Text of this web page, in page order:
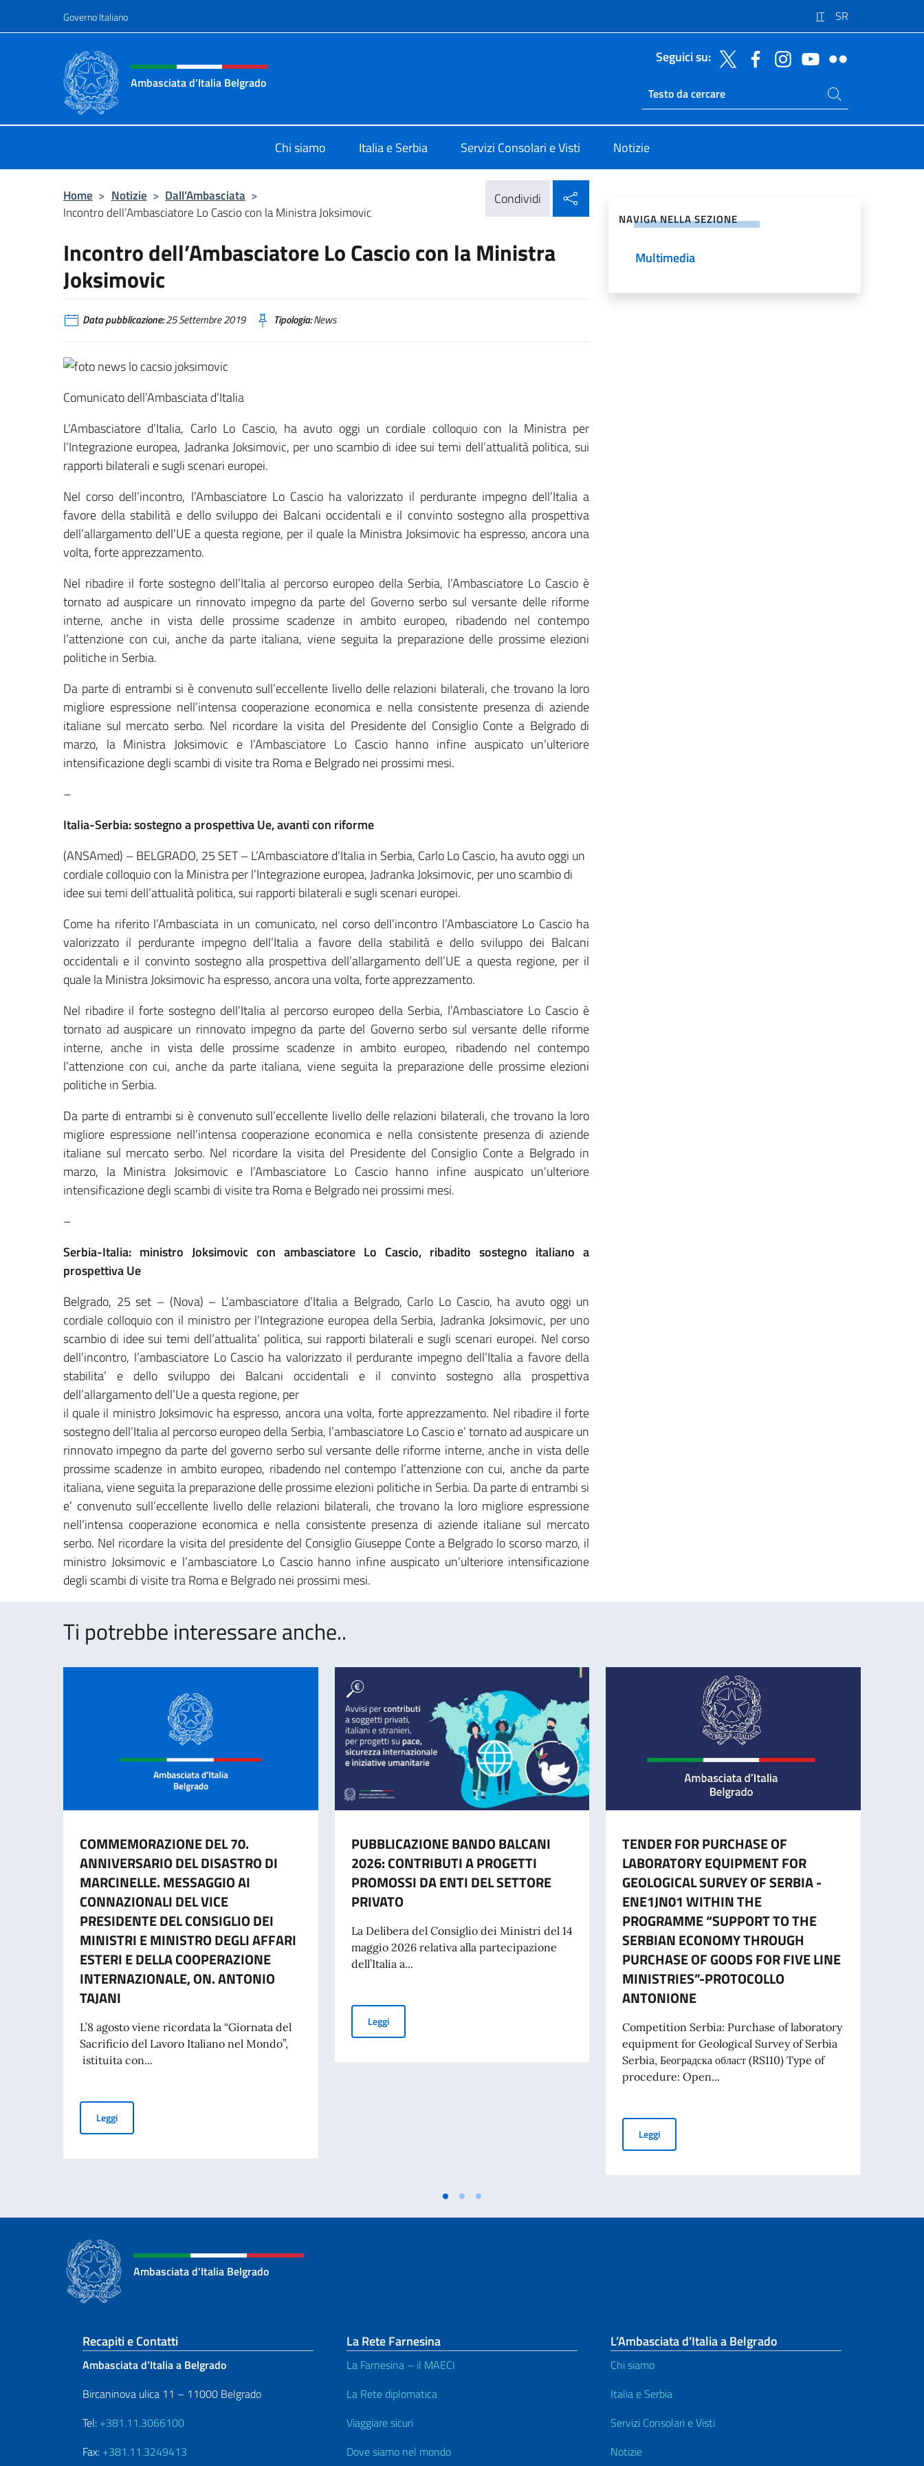
Governo Italiano IT SR
Intestazione sito, social e menù
Ambasciata d'Italia Belgrado
Seguici su:
Ricerca sito live
Cerca nel sito
Chi siamo Italia e Serbia Servizi Consolari e Visti Notizie
Home > Notizie > Dall’Ambasciata >
Incontro dell’Ambasciatore Lo Cascio con la Ministra Joksimovic
Condividi
Incontro dell’Ambasciatore Lo Cascio con la Ministra
Joksimovic
Data pubblicazione:25 Settembre 2019 Tipologia:News
Comunicato dell’Ambasciata d’Italia
L’Ambasciatore d’Italia, Carlo Lo Cascio, ha avuto oggi un cordiale colloquio con la Ministra per
l’Integrazione europea, Jadranka Joksimovic, per uno scambio di idee sui temi dell’attualità politica, sui
rapporti bilaterali e sugli scenari europei.
Nel corso dell’incontro, l’Ambasciatore Lo Cascio ha valorizzato il perdurante impegno dell’Italia a
favore della stabilità e dello sviluppo dei Balcani occidentali e il convinto sostegno alla prospettiva
dell’allargamento dell’UE a questa regione, per il quale la Ministra Joksimovic ha espresso, ancora una
volta, forte apprezzamento.
Nel ribadire il forte sostegno dell’Italia al percorso europeo della Serbia, l’Ambasciatore Lo Cascio è
tornato ad auspicare un rinnovato impegno da parte del Governo serbo sul versante delle riforme
interne, anche in vista delle prossime scadenze in ambito europeo, ribadendo nel contempo
l’attenzione con cui, anche da parte italiana, viene seguita la preparazione delle prossime elezioni
politiche in Serbia.
Da parte di entrambi si è convenuto sull’eccellente livello delle relazioni bilaterali, che trovano la loro
migliore espressione nell’intensa cooperazione economica e nella consistente presenza di aziende
italiane sul mercato serbo. Nel ricordare la visita del Presidente del Consiglio Conte a Belgrado di
marzo, la Ministra Joksimovic e l’Ambasciatore Lo Cascio hanno infine auspicato un’ulteriore
intensificazione degli scambi di visite tra Roma e Belgrado nei prossimi mesi.
–
Italia-Serbia: sostegno a prospettiva Ue, avanti con riforme
(ANSAmed) – BELGRADO, 25 SET – L’Ambasciatore d’Italia in Serbia, Carlo Lo Cascio, ha avuto oggi un
cordiale colloquio con la Ministra per l’Integrazione europea, Jadranka Joksimovic, per uno scambio di
idee sui temi dell’attualità politica, sui rapporti bilaterali e sugli scenari europei.
Come ha riferito l’Ambasciata in un comunicato, nel corso dell’incontro l’Ambasciatore Lo Cascio ha
valorizzato il perdurante impegno dell’Italia a favore della stabilità e dello sviluppo dei Balcani
occidentali e il convinto sostegno alla prospettiva dell’allargamento dell’UE a questa regione, per il
quale la Ministra Joksimovic ha espresso, ancora una volta, forte apprezzamento.
Nel ribadire il forte sostegno dell’Italia al percorso europeo della Serbia, l’Ambasciatore Lo Cascio è
tornato ad auspicare un rinnovato impegno da parte del Governo serbo sul versante delle riforme
interne, anche in vista delle prossime scadenze in ambito europeo, ribadendo nel contempo
l’attenzione con cui, anche da parte italiana, viene seguita la preparazione delle prossime elezioni
politiche in Serbia.
Da parte di entrambi si è convenuto sull’eccellente livello delle relazioni bilaterali, che trovano la loro
migliore espressione nell’intensa cooperazione economica e nella consistente presenza di aziende
italiane sul mercato serbo. Nel ricordare la visita del Presidente del Consiglio Conte a Belgrado in
marzo, la Ministra Joksimovic e l’Ambasciatore Lo Cascio hanno infine auspicato un’ulteriore
intensificazione degli scambi di visite tra Roma e Belgrado nei prossimi mesi.
–
Serbia-Italia: ministro Joksimovic con ambasciatore Lo Cascio, ribadito sostegno italiano a
prospettiva Ue
Belgrado, 25 set – (Nova) – L’ambasciatore d’Italia a Belgrado, Carlo Lo Cascio, ha avuto oggi un
cordiale colloquio con il ministro per l’Integrazione europea della Serbia, Jadranka Joksimovic, per uno
scambio di idee sui temi dell’attualita’ politica, sui rapporti bilaterali e sugli scenari europei. Nel corso
dell’incontro, l’ambasciatore Lo Cascio ha valorizzato il perdurante impegno dell’Italia a favore della
stabilita’ e dello sviluppo dei Balcani occidentali e il convinto sostegno alla prospettiva
dell’allargamento dell’Ue a questa regione, per
il quale il ministro Joksimovic ha espresso, ancora una volta, forte apprezzamento. Nel ribadire il forte
sostegno dell’Italia al percorso europeo della Serbia, l’ambasciatore Lo Cascio e’ tornato ad auspicare un
rinnovato impegno da parte del governo serbo sul versante delle riforme interne, anche in vista delle
prossime scadenze in ambito europeo, ribadendo nel contempo l’attenzione con cui, anche da parte
italiana, viene seguita la preparazione delle prossime elezioni politiche in Serbia. Da parte di entrambi si
e’ convenuto sull’eccellente livello delle relazioni bilaterali, che trovano la loro migliore espressione
nell’intensa cooperazione economica e nella consistente presenza di aziende italiane sul mercato
serbo. Nel ricordare la visita del presidente del Consiglio Giuseppe Conte a Belgrado lo scorso marzo, il
ministro Joksimovic e l’ambasciatore Lo Cascio hanno infine auspicato un’ulteriore intensificazione
degli scambi di visite tra Roma e Belgrado nei prossimi mesi.
NAVIGA NELLA SEZIONE
Multimedia
Ti potrebbe interessare anche..
COMMEMORAZIONE DEL 70.
ANNIVERSARIO DEL DISASTRO DI
MARCINELLE. MESSAGGIO AI
CONNAZIONALI DEL VICE
PRESIDENTE DEL CONSIGLIO DEI
MINISTRI E MINISTRO DEGLI AFFARI
ESTERI E DELLA COOPERAZIONE
INTERNAZIONALE, ON. ANTONIO
TAJANI
L’8 agosto viene ricordata la “Giornata del
Sacrificio del Lavoro Italiano nel Mondo”,
istituita con...
LeggiCOMMEMORAZIONE DEL 70. ANNIVERSARIO DEL DISASTRO DI MARCINELLE. MESSAGGIO AI CONNAZIONALI DEL VICE PRESIDENTE DEL CONSIGLIO DEI MINISTRI E MINISTRO DEGLI AFFARI
PUBBLICAZIONE BANDO BALCANI
2026: CONTRIBUTI A PROGETTI
PROMOSSI DA ENTI DEL SETTORE
PRIVATO
La Delibera del Consiglio dei Ministri del 14
maggio 2026 relativa alla partecipazione
dell’Italia a...
LeggiPUBBLICAZIONE BANDO BALCANI 2026: CONTRIBUTI A PROGETTI PROMOSSI DA ENTI DEL SETTORE PRIVATO
TENDER FOR PURCHASE OF
LABORATORY EQUIPMENT FOR
GEOLOGICAL SURVEY OF SERBIA -
ENE1JN01 WITHIN THE
PROGRAMME “SUPPORT TO THE
SERBIAN ECONOMY THROUGH
PURCHASE OF GOODS FOR FIVE LINE
MINISTRIES”-PROTOCOLLO
ANTONIONE
Competition Serbia: Purchase of laboratory
equipment for Geological Survey of Serbia
Serbia, Београдска област (RS110) Type of
procedure: Open...
LeggiTENDER FOR PURCHASE OF LABORATORY EQUIPMENT FOR
Ambasciata d'Italia Belgrado
Sezione footer
Recapiti e Contatti
Ambasciata d’Italia a Belgrado
Bircaninova ulica 11 – 11000 Belgrado
Tel: +381.11.3066100
Fax: +381.11.3249413
La Rete Farnesina
La Farnesina – il MAECI
La Rete diplomatica
Viaggiare sicuri
Dove siamo nel mondo
L’Ambasciata d’Italia a Belgrado
Chi siamo
Italia e Serbia
Servizi Consolari e Visti
Notizie